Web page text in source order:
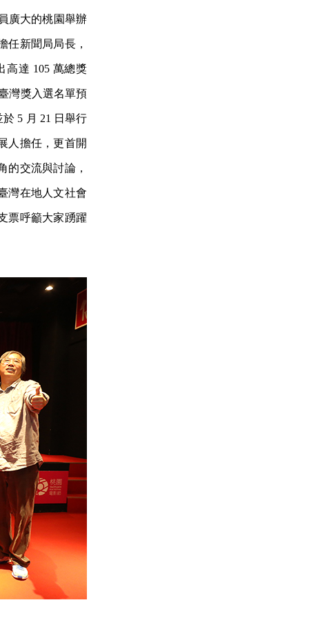
廣大的桃園舉辦
任新聞局局長，
高達 105 萬總獎
灣獎入選名單預
5 月 21 日舉行
人擔任，更首開
的交流與討論，
灣在地人文社會
票呼籲大家踴躍